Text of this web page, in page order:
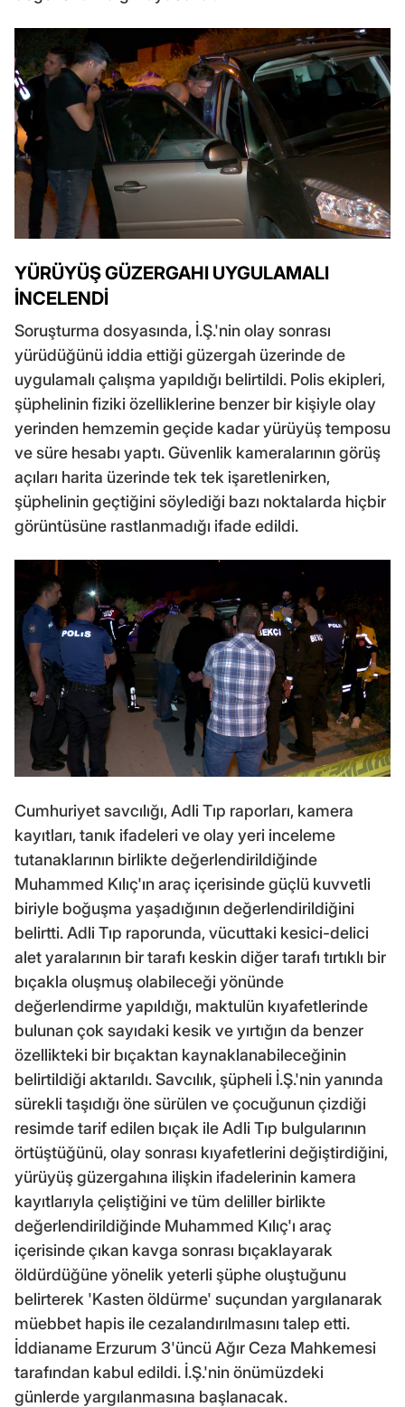
YÜRÜYÜŞ GÜZERGAHI UYGULAMALI
İNCELENDİ
Soruşturma dosyasında, İ.Ş.'nin olay sonrası
yürüdüğünü iddia ettiği güzergah üzerinde de
uygulamalı çalışma yapıldığı belirtildi. Polis ekipleri,
şüphelinin fiziki özelliklerine benzer bir kişiyle olay
yerinden hemzemin geçide kadar yürüyüş temposu
ve süre hesabı yaptı. Güvenlik kameralarının görüş
açıları harita üzerinde tek tek işaretlenirken,
şüphelinin geçtiğini söylediği bazı noktalarda hiçbir
görüntüsüne rastlanmadığı ifade edildi.
Cumhuriyet savcılığı, Adli Tıp raporları, kamera
kayıtları, tanık ifadeleri ve olay yeri inceleme
tutanaklarının birlikte değerlendirildiğinde
Muhammed Kılıç'ın araç içerisinde güçlü kuvvetli
biriyle boğuşma yaşadığının değerlendirildiğini
belirtti. Adli Tıp raporunda, vücuttaki kesici-delici
alet yaralarının bir tarafı keskin diğer tarafı tırtıklı bir
bıçakla oluşmuş olabileceği yönünde
değerlendirme yapıldığı, maktulün kıyafetlerinde
bulunan çok sayıdaki kesik ve yırtığın da benzer
özellikteki bir bıçaktan kaynaklanabileceğinin
belirtildiği aktarıldı. Savcılık, şüpheli İ.Ş.'nin yanında
sürekli taşıdığı öne sürülen ve çocuğunun çizdiği
resimde tarif edilen bıçak ile Adli Tıp bulgularının
örtüştüğünü, olay sonrası kıyafetlerini değiştirdiğini,
yürüyüş güzergahına ilişkin ifadelerinin kamera
kayıtlarıyla çeliştiğini ve tüm deliller birlikte
değerlendirildiğinde Muhammed Kılıç'ı araç
içerisinde çıkan kavga sonrası bıçaklayarak
öldürdüğüne yönelik yeterli şüphe oluştuğunu
belirterek 'Kasten öldürme' suçundan yargılanarak
müebbet hapis ile cezalandırılmasını talep etti.
İddianame Erzurum 3'üncü Ağır Ceza Mahkemesi
tarafından kabul edildi. İ.Ş.'nin önümüzdeki
günlerde yargılanmasına başlanacak.